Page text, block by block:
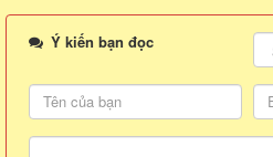
Ý kiến bạn đọc